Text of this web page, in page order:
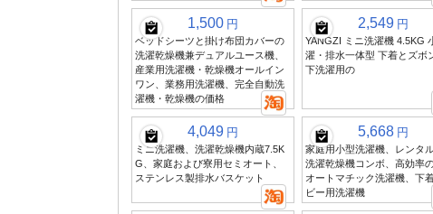
1,500 円
ベッドシーツと掛け布団カバーの
洗濯乾燥機兼デュアルユース機、
産業用洗濯機・乾燥機オールイン
ワン、業務用洗濯機、完全自動洗
濯機・乾燥機の価格
2,549 円
YANGZI ミニ洗濯機 4.5KG
濯・排水一体型 下着とズボ
下洗濯用の
4,049 円
ミニ洗濯機、洗濯乾燥機内蔵7.5K
G、家庭および寮用セミオート、
ステンレス製排水バスケット
5,668 円
家庭用小型洗濯機、レンタ
洗濯乾燥機コンボ、高効率
オートマチック洗濯機、下
ビー用洗濯機